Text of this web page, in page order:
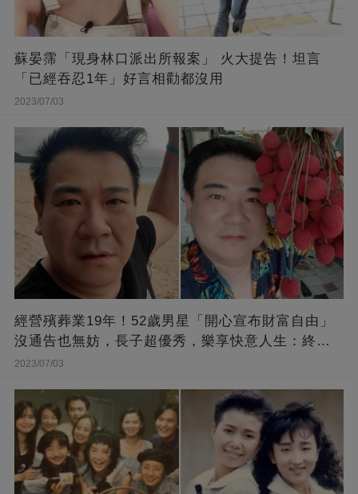
蘇晏霈「現身林口派出所報案」 火大提告！坦言
「已經吞忍1年」好言相勸都沒用
2023/07/03
經營殯葬業19年！52歲男星「開心宣布財富自由」
沒通告也無妨，長子超優秀，樂享快意人生：終于
能遊山玩水！
2023/07/03